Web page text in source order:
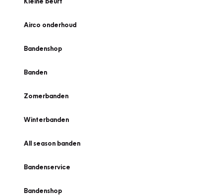
Airco onderhoud
Bandenshop
Banden
Zomerbanden
Winterbanden
All season banden
Bandenservice
Bandenshop